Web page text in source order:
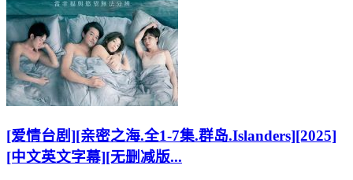
[爱情台剧][亲密之海.全1-7集.群岛.Islanders][2025]
[中文英文字幕][无删减版...